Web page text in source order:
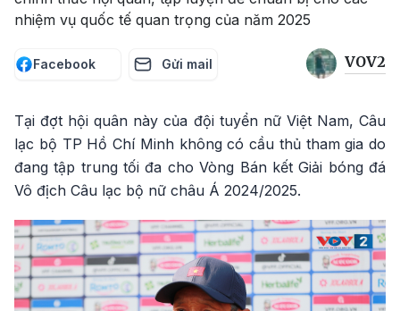
nhiệm vụ quốc tế quan trọng của năm 2025
Facebook Gửi mail VOV2
Tại đợt hội quân này của đội tuyển nữ Việt Nam, Câu
lạc bộ TP Hồ Chí Minh không có cầu thủ tham gia do
đang tập trung tối đa cho Vòng Bán kết Giải bóng đá
Vô địch Câu lạc bộ nữ châu Á 2024/2025.